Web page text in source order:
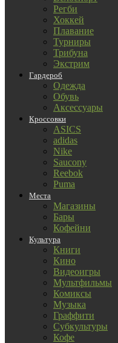
Регби
Хоккей
Плавание
Турниры
Трибуна
Экстрим
Гардероб
Одежда
Обувь
Аксессуары
Кроссовки
ASICS
adidas
Nike
Saucony
Reebok
Puma
Места
Магазины
Бары
Кофейни
Культура
Книги
Кино
Видеоигры
Мультфильмы
Комиксы
Музыка
Граффити
Субкультуры
Кофе